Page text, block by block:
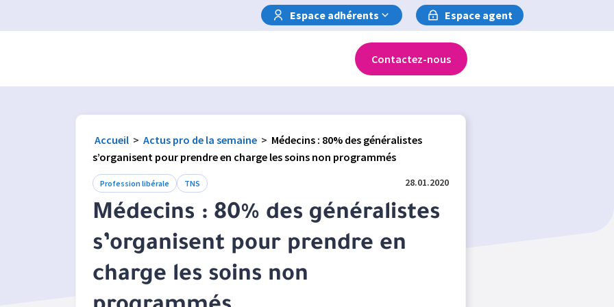
Espace adhérents
Espace agent
Contactez-nous
Accueil > Actus pro de la semaine > Médecins : 80% des généralistes
s’organisent pour prendre en charge les soins non programmés
Profession libérale TNS 28.01.2020
Médecins : 80% des généralistes
s’organisent pour prendre en
charge les soins non